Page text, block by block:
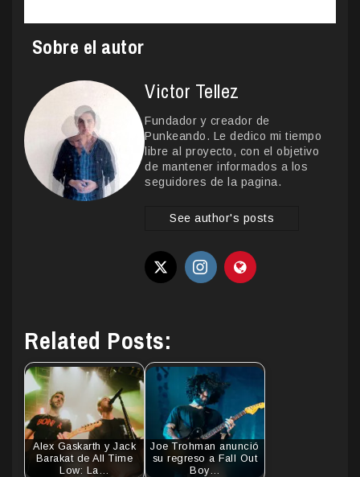
Sobre el autor
Victor Tellez
Fundador y creador de
Punkeando. Le dedico mi tiempo
libre al proyecto, con el objetivo
de mantener informados a los
seguidores de la pagina.
See author's posts
Related Posts:
Alex Gaskarth y Jack
Barakat de All Time
Low: La…
Joe Trohman anunció
su regreso a Fall Out
Boy…